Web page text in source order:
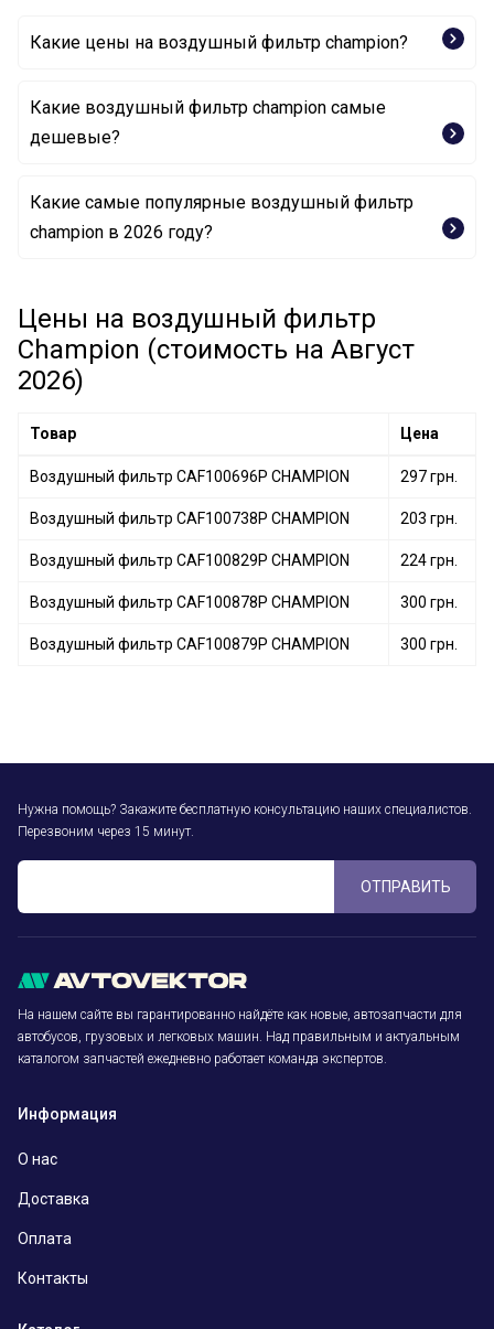
Какие цены на воздушный фильтр champion?
Какие воздушный фильтр champion самые
дешевые?
Воздушный фильтр U566/606 CHAMPION
Воздушный фильтр U542/606 CHAMPION
Какие самые популярные воздушный фильтр
champion в 2026 году?
Воздушный фильтр CAF100836P CHAMPION
Воздушный фильтр CAF100463C CHAMPION
Воздушный фильтр CAF100468C CHAMPION
Воздушный фильтр CAF100866P CHAMPION
Цены на воздушный фильтр
Champion (стоимость на Август
2026)
Товар Цена
Воздушный фильтр CAF100696P CHAMPION 297 грн.
Воздушный фильтр CAF100738P CHAMPION 203 грн.
Воздушный фильтр CAF100829P CHAMPION 224 грн.
Воздушный фильтр CAF100878P CHAMPION 300 грн.
Воздушный фильтр CAF100879P CHAMPION 300 грн.
Нужна помощь? Закажите бесплатную консультацию наших специалистов.
Перезвоним через 15 минут.
ОТПРАВИТЬ
На нашем сайте вы гарантированно найдёте как новые, автозапчасти для
автобусов, грузовых и легковых машин. Над правильным и актуальным
каталогом запчастей ежедневно работает команда экспертов.
Информация
О нас
Доставка
Оплата
Контакты